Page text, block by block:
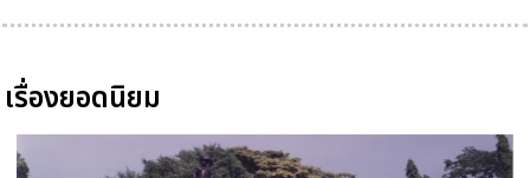
เรื่องยอดนิยม